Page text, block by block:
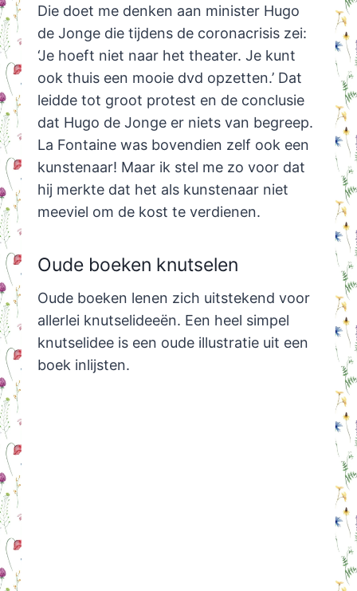
Die doet me denken aan minister Hugo
de Jonge die tijdens de coronacrisis zei:
‘Je hoeft niet naar het theater. Je kunt
ook thuis een mooie dvd opzetten.’ Dat
leidde tot groot protest en de conclusie
dat Hugo de Jonge er niets van begreep.
La Fontaine was bovendien zelf ook een
kunstenaar! Maar ik stel me zo voor dat
hij merkte dat het als kunstenaar niet
meeviel om de kost te verdienen.
Oude boeken knutselen
Oude boeken lenen zich uitstekend voor
allerlei knutselideeën. Een heel simpel
knutselidee is een oude illustratie uit een
boek inlijsten.